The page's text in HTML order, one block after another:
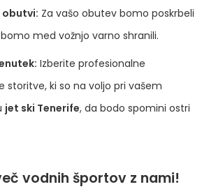
obutvi: Za vašo obutev bomo poskrbeli
med vožnjo varno shranili.
Izberite profesionalne
storitve, ki so na voljo pri vašem
jet ski Tenerife, da bodo spomini ostri
vodnih športov z nami!